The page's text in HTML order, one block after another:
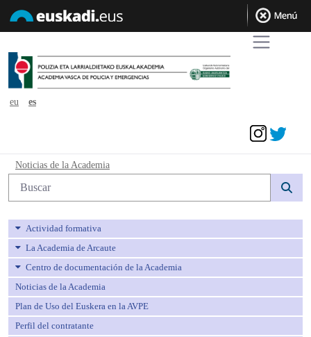
eu
es
Noticias de la Academia - avpe
Noticias de la Academia
Búsqueda web
Actividad formativa
La Academia de Arcaute
Centro de documentación de la Academia
Noticias de la Academia
Plan de Uso del Euskera en la AVPE
Perfil del contratante